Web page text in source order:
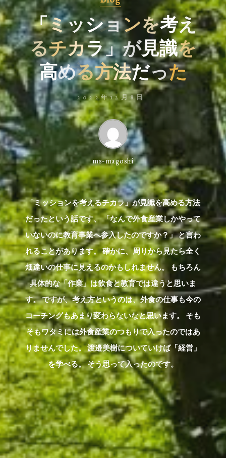
「ミッショ
ョンを考え
るチカラ
ラ」
」が
が見識を
高める方法だ
だった
2022年12月8日
ms-magoshi
「ミッションを考えるチカラ」が見識を高める方法
だったという話です、 「なんで外食産業しかやって
いないのに教育事業へ参入したのですか？」 と言わ
れることがあります。 確かに、周りから見たら全く
畑違いの仕事に見えるのかもしれません。 もちろん
具体的な「作業」は飲食と教育では違うと思いま
す。 ですが、考え方というのは、外食の仕事も今の
コーチングもあまり変わらないなと思います。 そも
そもワタミには外食産業のつもりで入ったのではあ
りませんでした。 渡邉美樹についていけば「経営」
を学べる。 そう思って入ったのです。